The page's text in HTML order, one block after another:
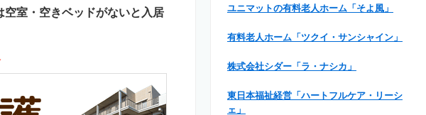
空室・空きベッドがないと入居
ユニマットの有料老人ホーム「そよ風」
有料老人ホーム「ツクイ・サンシャイン」
株式会社シダー「ラ・ナシカ」
東日本福祉経営「ハートフルケア・リーシ
ェ」